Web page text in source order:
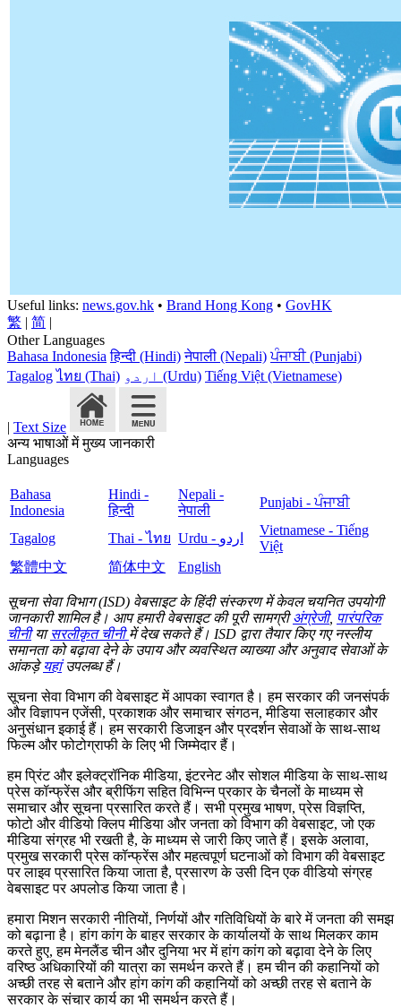
Useful links: news.gov.hk • Brand Hong Kong • GovHK
繁 | 简 |
Other Languages
Bahasa Indonesia हिन्दी (Hindi) नेपाली (Nepali) ਪੰਜਾਬੀ (Punjabi)
Tagalog ไทย (Thai) اردو (Urdu) Tiếng Việt (Vietnamese)
| Text Size
अन्य भाषाओं में मुख्य जानकारी
Languages
Bahasa
Indonesia
Hindi -
हिन्दी
Nepali -
नेपाली
Punjabi - ਪੰਜਾਬੀ
Tagalog Thai - ไทย Urdu - اردو
Vietnamese - Tiếng
Việt
繁體中文
简体中文 English
सूचना सेवा विभाग (ISD) वेबसाइट के हिंदी संस्करण में केवल चयनित उपयोगी
जानकारी शामिल है। आप हमारी वेबसाइट की पूरी सामग्रीअंग्रेजी, पारंपरिक
चीनीयासरलीकृत चीनीमें देख सकते हैं। ISD द्वारा तैयार किए गए नस्लीय
समानता को बढ़ावा देने के उपाय और व्यवस्थित व्याख्या और अनुवाद सेवाओं के
आंकड़ेयहांउपलब्ध हैं।
सूचना सेवा विभाग की वेबसाइट में आपका स्वागत है। हम सरकार की जनसंपर्क
और विज्ञापन एजेंसी, प्रकाशक और समाचार संगठन, मीडिया सलाहकार और
अनुसंधान इकाई हैं। हम सरकारी डिजाइन और प्रदर्शन सेवाओं के साथ-साथ
फिल्म और फोटोग्राफी के लिए भी जिम्मेदार हैं।
हम प्रिंट और इलेक्ट्रॉनिक मीडिया, इंटरनेट और सोशल मीडिया के साथ-साथ
प्रेस कॉन्फ्रेंस और ब्रीफिंग सहित विभिन्न प्रकार के चैनलों के माध्यम से
समाचार और सूचना प्रसारित करते हैं। सभी प्रमुख भाषण, प्रेस विज्ञप्ति,
फोटो और वीडियो क्लिप मीडिया और जनता को विभाग की वेबसाइट, जो एक
मीडिया संग्रह भी रखती है, के माध्यम से जारी किए जाते हैं। इसके अलावा,
प्रमुख सरकारी प्रेस कॉन्फ्रेंस और महत्वपूर्ण घटनाओं को विभाग की वेबसाइट
पर लाइव प्रसारित किया जाता है, प्रसारण के उसी दिन एक वीडियो संग्रह
वेबसाइट पर अपलोड किया जाता है।
हमारा मिशन सरकारी नीतियों, निर्णयों और गतिविधियों के बारे में जनता की समझ
को बढ़ाना है। हांग कांग के बाहर सरकार के कार्यालयों के साथ मिलकर काम
करते हुए, हम मेनलैंड चीन और दुनिया भर में हांग कांग को बढ़ावा देने के लिए
वरिष्ठ अधिकारियों की यात्रा का समर्थन करते हैं। हम चीन की कहानियों को
अच्छी तरह से बताने और हांग कांग की कहानियों को अच्छी तरह से बताने के
सरकार के संचार कार्य का भी समर्थन करते हैं।